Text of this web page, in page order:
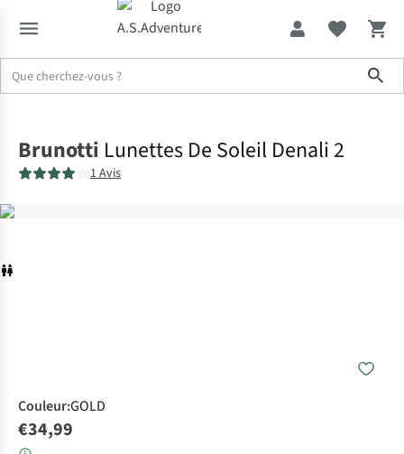
Brunotti Lunettes De Soleil Denali 2
1 Avis
Couleur:GOLD
€34,99